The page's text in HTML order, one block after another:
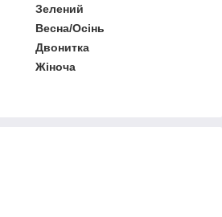
Зелений
Весна/Осінь
Двонитка
Жіноча